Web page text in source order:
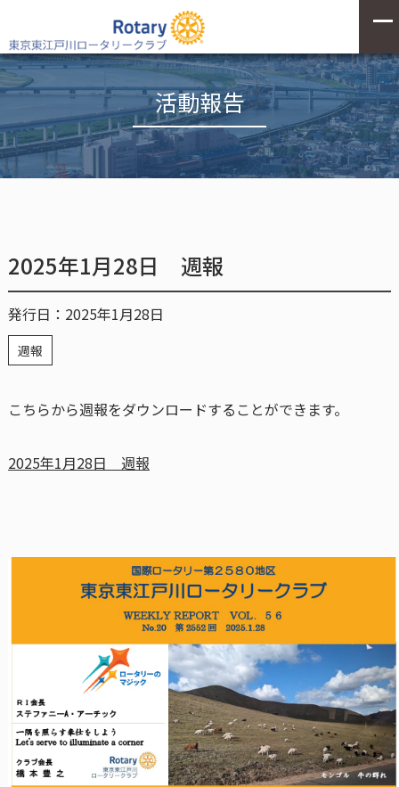
活動報告
2025年1月28日 週報
発行日：2025年1月28日
週報
こちらから週報をダウンロードすることができます。
2025年1月28日 週報